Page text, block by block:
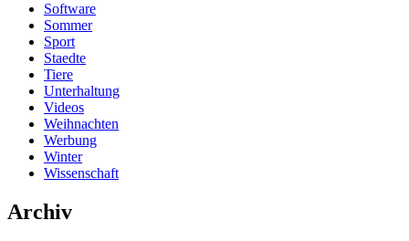
Software
Sommer
Sport
Staedte
Tiere
Unterhaltung
Videos
Weihnachten
Werbung
Winter
Wissenschaft
Archiv